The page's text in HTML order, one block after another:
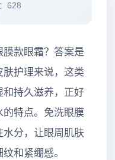
628
款眼霜？答案是
护理来说，这类
和持久滋养，正好
特点。免洗眼膜
水分，让眼周肌肤
和紧绷感。